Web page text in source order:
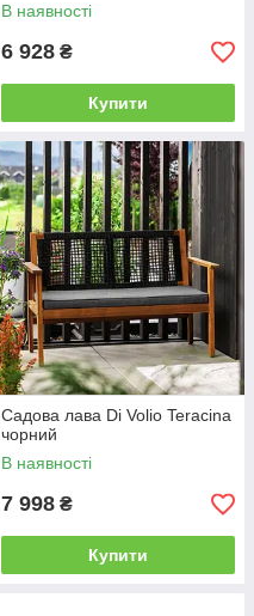
В наявності
6 928 ₴
Купити
Садова лава Di Volio Teracina
чорний
В наявності
7 998 ₴
Купити